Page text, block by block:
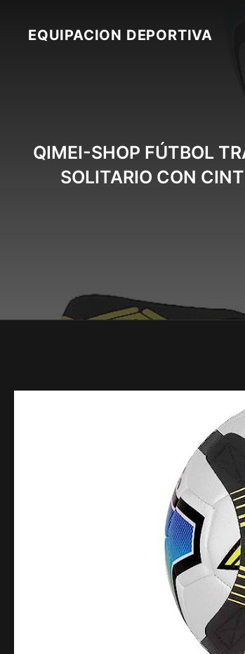
contentEQUIPACION DEPORTIVA
QIMEI-SHOP FÚTBOL
SOLITARIO CON